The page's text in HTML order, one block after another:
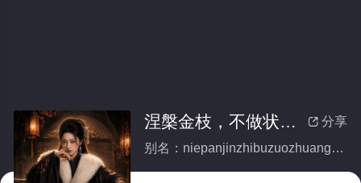
 分享
涅槃金枝，不做状元养母(全集)
别名：niepanjinzhibuzuozhuangyuanyangmu